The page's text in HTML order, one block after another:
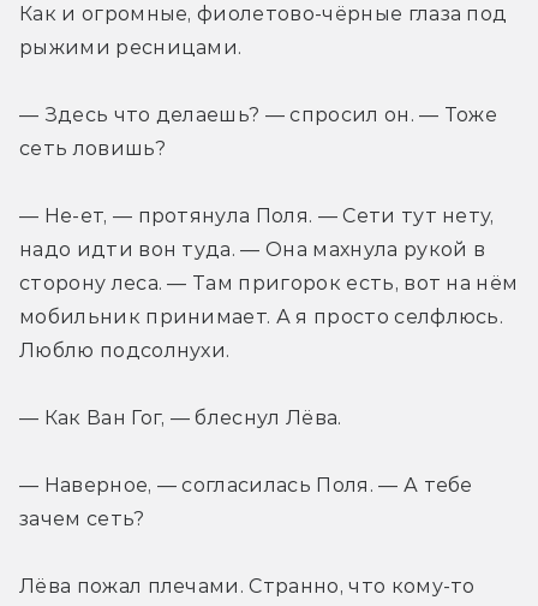
Как и огромные, фиолетово-чёрные глаза под
рыжими ресницами.
— Здесь что делаешь? — спросил он. — Тоже
сеть ловишь?
— Не-ет, — протянула Поля. — Сети тут нету,
надо идти вон туда. — Она махнула рукой в
сторону леса. — Там пригорок есть, вот на нём
мобильник принимает. А я просто селфлюсь.
Люблю подсолнухи.
— Как Ван Гог, — блеснул Лёва.
— Наверное, — согласилась Поля. — А тебе
зачем сеть?
Лёва пожал плечами. Странно, что кому-то